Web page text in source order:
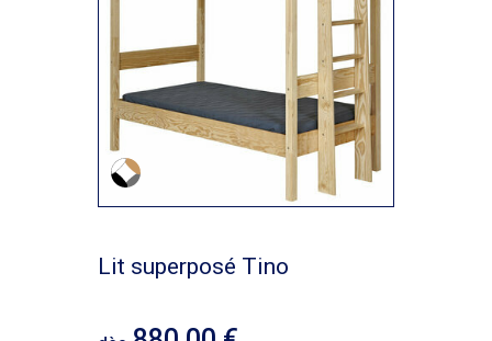
Lit superposé Tino